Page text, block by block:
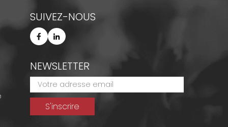
SUIVEZ-NOUS
NEWSLETTER